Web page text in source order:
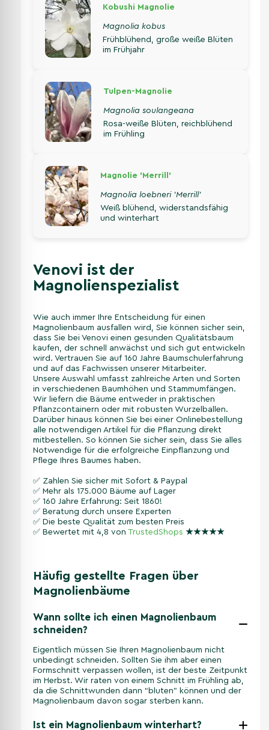
Kobushi Magnolie
Magnolia kobus
Frühblühend, große weiße Blüten
im Frühjahr
Tulpen-Magnolie
Magnolia soulangeana
Rosa-weiße Blüten, reichblühend
im Frühling
Magnolie 'Merrill'
Magnolia loebneri 'Merrill'
Weiß blühend, widerstandsfähig
und winterhart
Venovi ist der
Magnolienspezialist
Wie auch immer Ihre Entscheidung für einen
Magnolienbaum ausfallen wird, Sie können sicher sein,
dass Sie bei Venovi einen gesunden Qualitätsbaum
kaufen, der schnell anwächst und sich gut entwickeln
wird. Vertrauen Sie auf 160 Jahre Baumschulerfahrung
und auf das Fachwissen unserer Mitarbeiter.
Unsere Auswahl umfasst zahlreiche Arten und Sorten
in verschiedenen Baumhöhen und Stammumfängen.
Wir liefern die Bäume entweder in praktischen
Pflanzcontainern oder mit robusten Wurzelballen.
Darüber hinaus können Sie bei einer Onlinebestellung
alle notwendigen Artikel für die Pflanzung direkt
mitbestellen. So können Sie sicher sein, dass Sie alles
Notwendige für die erfolgreiche Einpflanzung und
Pflege Ihres Baumes haben.
✅ Zahlen Sie sicher mit Sofort & Paypal
✅ Mehr als 175.000 Bäume auf Lager
✅ 160 Jahre Erfahrung: Seit 1860!
✅ Beratung durch unsere Experten
✅ Die beste Qualität zum besten Preis
✅ Bewertet mit 4,8 von TrustedShops ★★★★★
Häufig gestellte Fragen über
Magnolienbäume
Wann sollte ich einen Magnolienbaum
schneiden?
Eigentlich müssen Sie Ihren Magnolienbaum nicht
unbedingt schneiden. Sollten Sie ihm aber einen
Formschnitt verpassen wollen, ist der beste Zeitpunkt
im Herbst. Wir raten von einem Schnitt im Frühling ab,
da die Schnittwunden dann “bluten” können und der
Magnolienbaum davon sogar sterben kann.
Ist ein Magnolienbaum winterhart?